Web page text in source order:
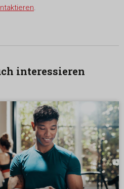
.
interessieren